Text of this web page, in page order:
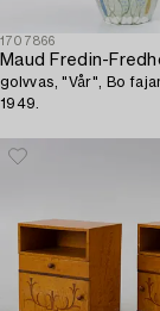
1707866
Maud Fredin-
golvvas, "Vår", Bo
1949.